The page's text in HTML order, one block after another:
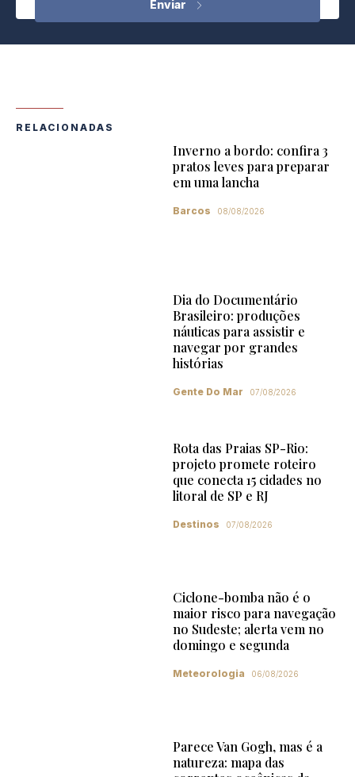
RELACIONADAS
Inverno a bordo: confira 3
pratos leves para preparar
em uma lancha
Barcos 08/08/2026
Dia do Documentário
Brasileiro: produções
náuticas para assistir e
navegar por grandes
histórias
Gente Do Mar 07/08/2026
Rota das Praias SP-Rio:
projeto promete roteiro
que conecta 15 cidades no
litoral de SP e RJ
Destinos 07/08/2026
Ciclone-bomba não é o
maior risco para navegação
no Sudeste; alerta vem no
domingo e segunda
Meteorologia 06/08/2026
Parece Van Gogh, mas é a
natureza: mapa das